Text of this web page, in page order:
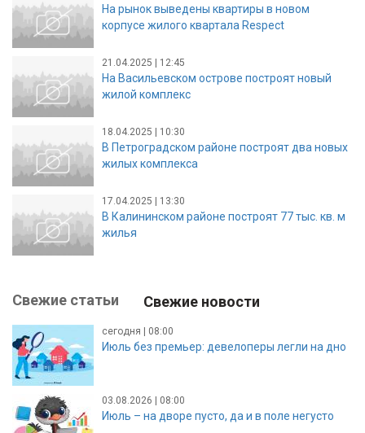
На рынок выведены квартиры в новом
корпусе жилого квартала Respect
21.04.2025 | 12:45
На Васильевском острове построят новый
жилой комплекс
18.04.2025 | 10:30
В Петроградском районе построят два новых
жилых комплекса
17.04.2025 | 13:30
В Калининском районе построят 77 тыс. кв. м
жилья
Свежие статьи Свежие новости
сегодня | 08:00
Июль без премьер: девелоперы легли на дно
03.08.2026 | 08:00
Июль – на дворе пусто, да и в поле негусто